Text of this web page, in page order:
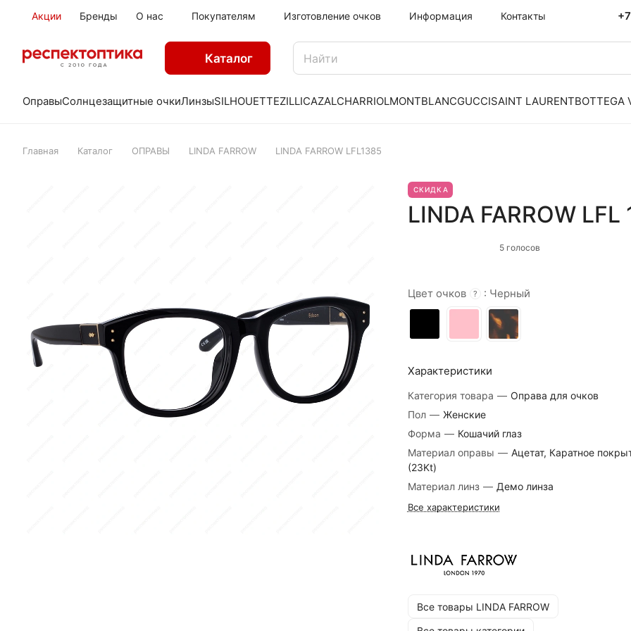
Акции Бренды О нас Покупателям Изготовление очков Информация Контакты
Каталог
ОправыСолнцезащитные очкиЛинзыSILHOUETTEZILLICAZALCHARRIOLMONTBLANCGUCCISAINT LAURENTBOTTEGA
Главная Каталог ОПРАВЫ LINDA FARROW LINDA FARROW LFL1385
СКИДКА
LINDA FARROW
5 голосов
Цвет очков ? : Черный
Характеристики
Категория товара — Оправа для очков
Пол — Женские
Форма — Кошачий глаз
Материал оправы — Ацетат, Каратное
(23Kt)
Материал линз — Демо линза
Все характеристики
Все товары LINDA FARROW